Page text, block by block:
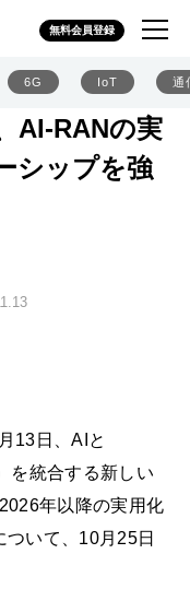
無料会員登録
6G IoT 通
AI-RANの実
シップを強
13日、AIと
を統合する新しい
年以降の実用化
いて、10月25日